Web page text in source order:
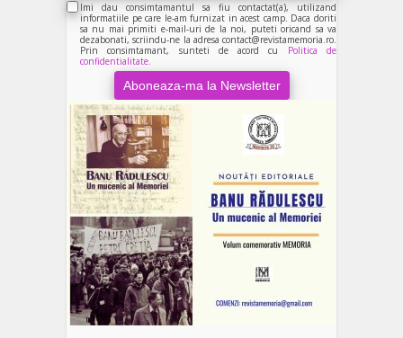
Imi dau consimtamantul sa fiu contactat(a), utilizand
informatiile pe care le-am furnizat in acest camp. Daca doriti
sa nu mai primiti e-mail-uri de la noi, puteti oricand sa va
dezabonati, scriindu-ne la adresa contact@revistamemoria.ro.
Prin consimtamant, sunteti de acord cu Politica de
confidentialitate.